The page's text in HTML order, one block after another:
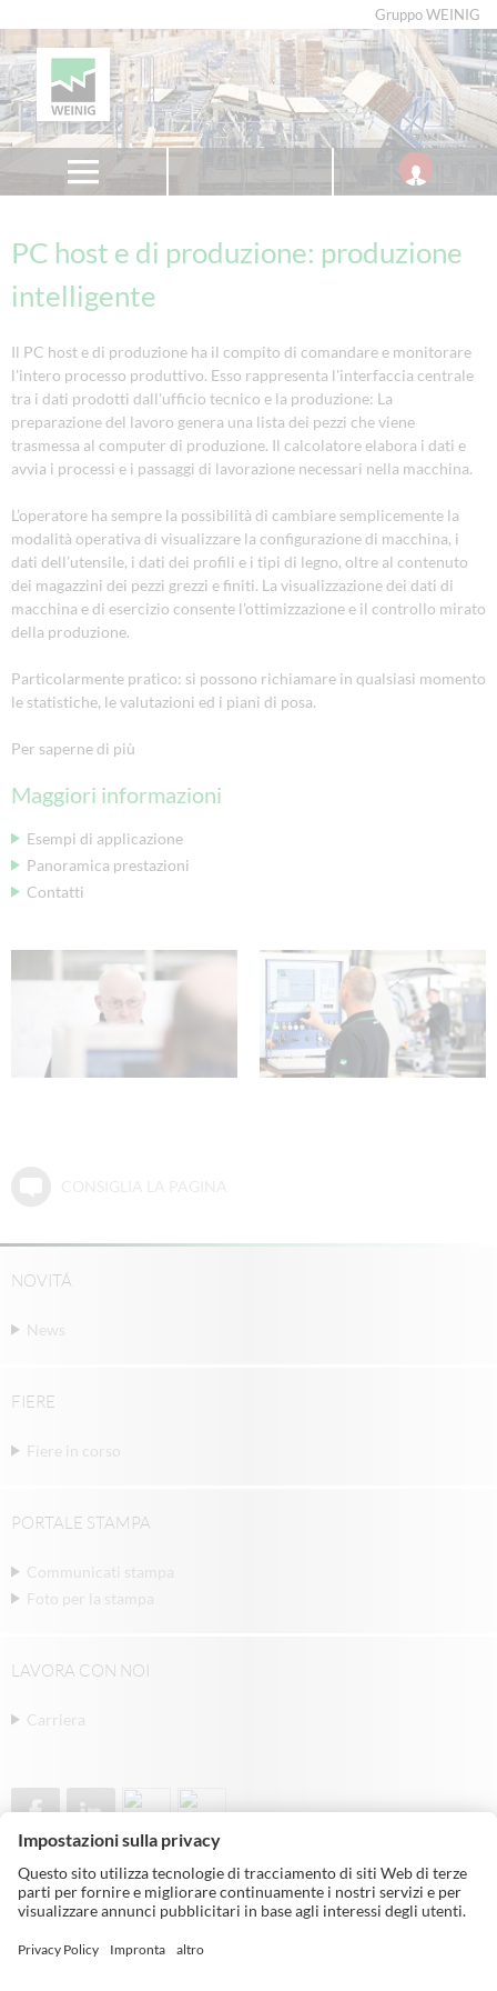
Gruppo WEINIG
PC host e di produzione: produzione
intelligente
Il PC host e di produzione ha il compito di comandare e monitorare
l'intero processo produttivo. Esso rappresenta l'interfaccia centrale
tra i dati prodotti dall'ufficio tecnico e la produzione: La
preparazione del lavoro genera una lista dei pezzi che viene
trasmessa al computer di produzione. Il calcolatore elabora i dati e
avvia i processi e i passaggi di lavorazione necessari nella macchina.
L’operatore ha sempre la possibilità di cambiare semplicemente la
modalità operativa di visualizzare la configurazione di macchina, i
dati dell’utensile, i dati dei profili e i tipi di legno, oltre al contenuto
dei magazzini dei pezzi grezzi e finiti. La visualizzazione dei dati di
macchina e di esercizio consente l'ottimizzazione e il controllo mirato
della produzione.
Particolarmente pratico: si possono richiamare in qualsiasi momento
le statistiche, le valutazioni ed i piani di posa.
Per saperne di più
Maggiori informazioni
Esempi di applicazione
Panoramica prestazioni
Contatti
NOVITÁ
News
FIERE
Fiere in corso
PORTALE STAMPA
Communicati stampa
Foto per la stampa
LAVORA CON NOI
Carriera